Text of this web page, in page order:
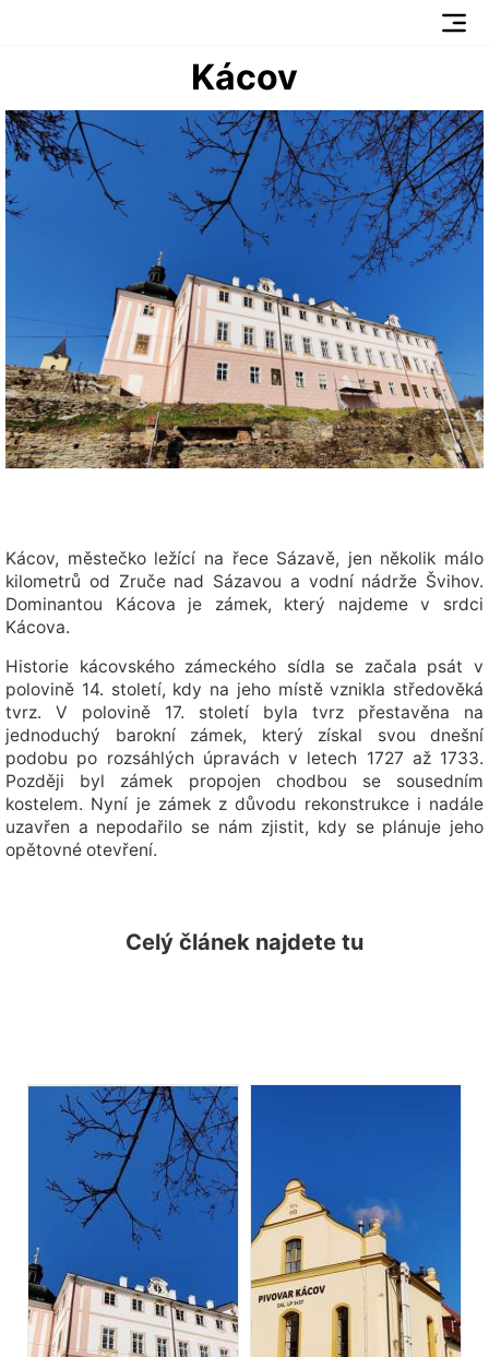
Kácov
Kácov, městečko ležící na řece Sázavě, jen několik málo
kilometrů od Zruče nad Sázavou a vodní nádrže Švihov.
Dominantou Kácova je zámek, který najdeme v srdci
Kácova.
Historie kácovského zámeckého sídla se začala psát v
polovině 14. století, kdy na jeho místě vznikla středověká
tvrz. V polovině 17. století byla tvrz přestavěna na
jednoduchý barokní zámek, který získal svou dnešní
podobu po rozsáhlých úpravách v letech 1727 až 1733.
Později byl zámek propojen chodbou se sousedním
kostelem. Nyní je zámek z důvodu rekonstrukce i nadále
uzavřen a nepodařilo se nám zjistit, kdy se plánuje jeho
opětovné otevření.
Celý článek najdete tu